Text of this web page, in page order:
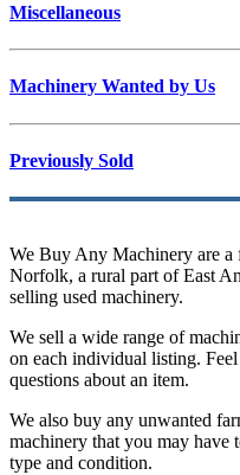
Miscellaneous
Machinery Wanted by Us
Previously Sold
We Buy Any Machinery are a
Norfolk, a rural part of East
selling used machinery.
We sell a wide range of
on each individual listing.
questions about an item.
We also buy any unwanted
machinery that you may have
type and condition.